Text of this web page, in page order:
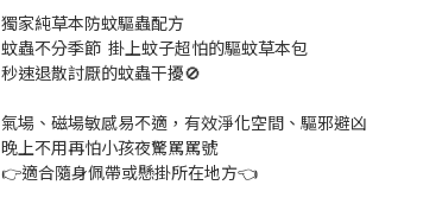
獨家純草本防蚊驅蟲配方
蚊蟲不分季節  掛上蚊子超怕的驅蚊草本包
秒速退散討厭的蚊蟲干擾🚫
氣場、磁場敏感易不適，有效淨化空間、驅邪避凶
晚上不用再怕小孩夜驚罵罵號
👉適合隨身佩帶或懸掛所在地方👈